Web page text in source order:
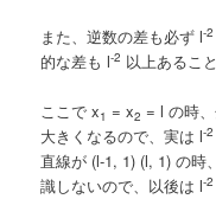
また、逆数の差も必ず l-2
的な差も l-2 以上あるこ
ここで x1 = x2 = l の時
大きくなるので、実は l-2
直線が (l-1, 1) (l, 1) の時
識しないので、以後は l-2